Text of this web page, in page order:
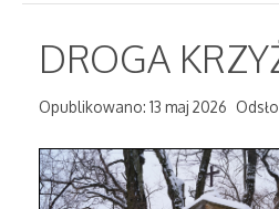
DROGA
Opublikowano: 13 maj 2026